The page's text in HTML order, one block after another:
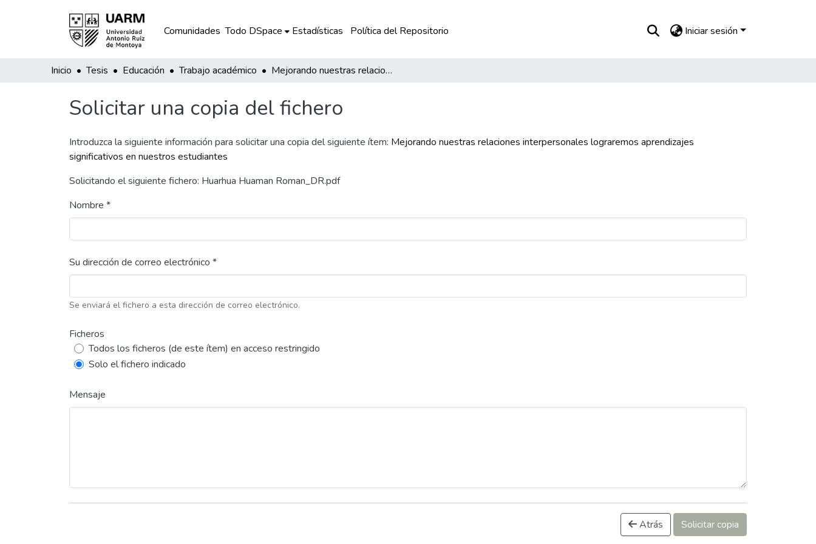
Comunidades Todo DSpace Estadísticas Política del Repositorio Iniciar sesión
Inicio Tesis Educación Trabajo académico Mejorando nuestras relaciones interpersonales lograremos aprendizajes significativos en nuestros estudiantes
Solicitar una copia del fichero
Introduzca la siguiente información para solicitar una copia del siguiente ítem: Mejorando nuestras relaciones interpersonales lograremos aprendizajes
significativos en nuestros estudiantes
Solicitando el siguiente fichero: Huarhua Huaman Roman_DR.pdf
Nombre *
Su dirección de correo electrónico *
Se enviará el fichero a esta dirección de correo electrónico.
Ficheros
Todos los ficheros (de este ítem) en acceso restringido
Solo el fichero indicado
Mensaje
Atrás Solicitar copia